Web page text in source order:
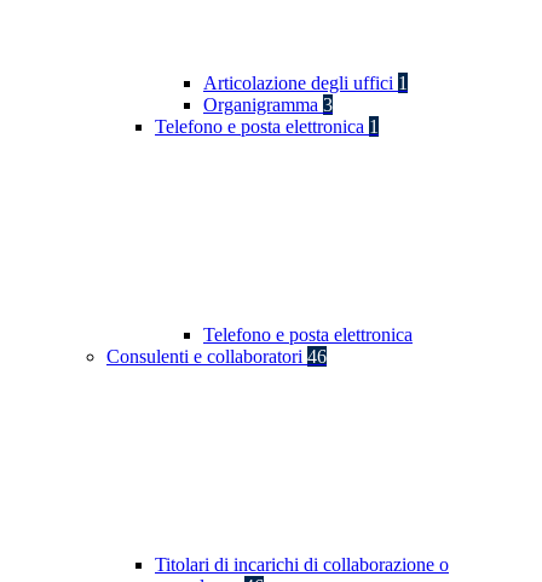
Articolazione degli uffici 1
Organigramma 3
Telefono e posta elettronica 1
Telefono e posta elettronica
Consulenti e collaboratori 46
Titolari di incarichi di collaborazione o